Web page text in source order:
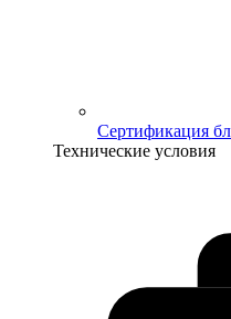
Сертификация
Технические условия